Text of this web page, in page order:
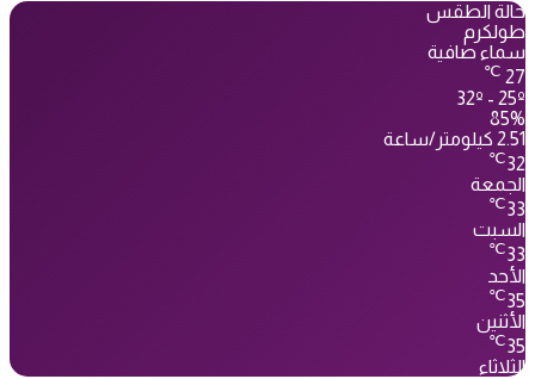
حالة الطقس
طولكرم
سماء صافية
27
℃
32º - 25º
85%
2.51 كيلومتر/ساعة
32
℃
الجمعة
33
℃
السبت
33
℃
الأحد
35
℃
الأثنين
35
℃
الثلاثاء